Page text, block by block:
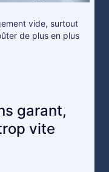
vide, surtout
de plus en plus
garant,
vite